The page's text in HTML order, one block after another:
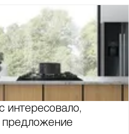
интересовало,
предложение